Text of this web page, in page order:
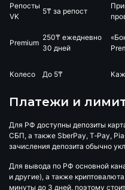
Репосты
VK
5₸ за репост
Premium
250₸ ежедневно
30 дней
Колесо До 5₸
Платежи и
Для РФ доступны депозиты
СБП, а также SberPay, T‑Pay,
зачисления депозита обычно
Для вывода по РФ основной
и другие), а также
минуты до 3 дней, поэтому